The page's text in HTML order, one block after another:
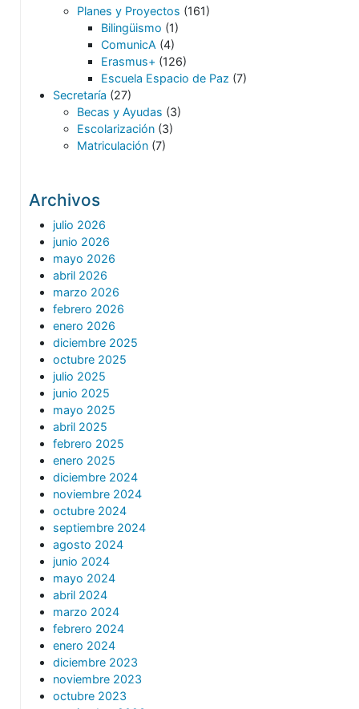
Planes y Proyectos (161)
Bilingüismo (1)
ComunicA (4)
Erasmus+ (126)
Escuela Espacio de Paz (7)
Secretaría (27)
Becas y Ayudas (3)
Escolarización (3)
Matriculación (7)
Archivos
julio 2026
junio 2026
mayo 2026
abril 2026
marzo 2026
febrero 2026
enero 2026
diciembre 2025
octubre 2025
julio 2025
junio 2025
mayo 2025
abril 2025
febrero 2025
enero 2025
diciembre 2024
noviembre 2024
octubre 2024
septiembre 2024
agosto 2024
junio 2024
mayo 2024
abril 2024
marzo 2024
febrero 2024
enero 2024
diciembre 2023
noviembre 2023
octubre 2023